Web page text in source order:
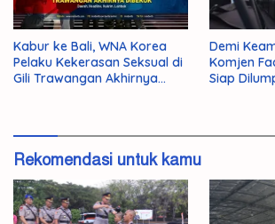
Kabur ke Bali, WNA Korea
Pelaku Kekerasan Seksual di
Gili Trawangan Akhirnya
Demi
Komjen
Siap
Rekomendasi untuk kamu